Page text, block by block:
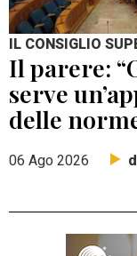
IL CONSIGLIO
Il parere:
serve
delle
06 Ago 2026